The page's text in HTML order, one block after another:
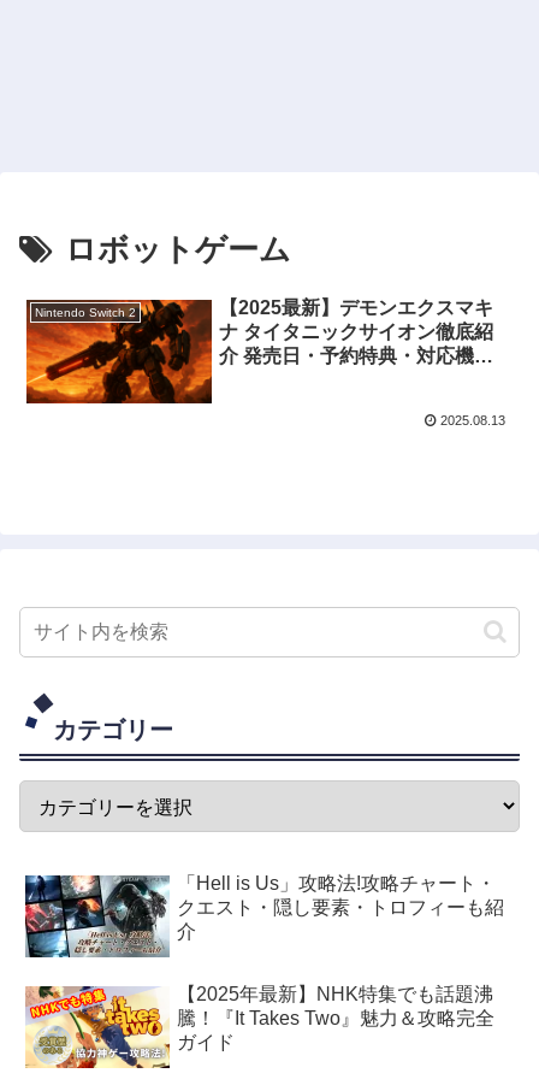
ロボットゲーム
Nintendo Switch 2
【2025最新】デモンエクスマキ
ナ タイタニックサイオン徹底紹
介 発売日・予約特典・対応機種
2025.08.13
カテゴリー
「Hell is Us」攻略法!攻略チャート・
クエスト・隠し要素・トロフィーも紹
介
【2025年最新】NHK特集でも話題沸
騰！『It Takes Two』魅力＆攻略完全
ガイド